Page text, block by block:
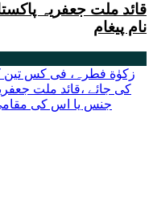
قائد ملت جعفریہ
نام پیغام